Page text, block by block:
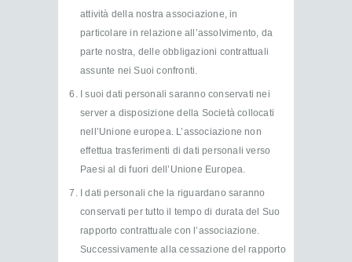
attività della nostra associazione, in
particolare in relazione all’assolvimento, da
parte nostra, delle obbligazioni contrattuali
assunte nei Suoi confronti.
I suoi dati personali saranno conservati nei
server a disposizione della Società collocati
nell’Unione europea. L’associazione non
effettua trasferimenti di dati personali verso
Paesi al di fuori dell’Unione Europea.
I dati personali che la riguardano saranno
conservati per tutto il tempo di durata del Suo
rapporto contrattuale con l’associazione.
Successivamente alla cessazione del rapporto